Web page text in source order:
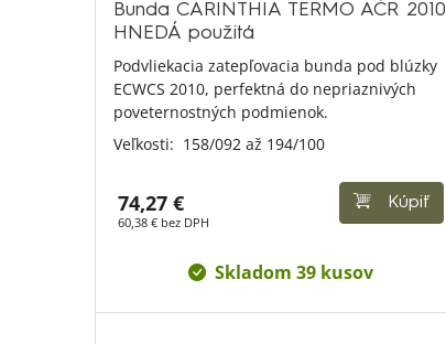
Bunda CARINTHIA TERMO AČR 2010
HNEDÁ použitá
Podvliekacia zatepľovacia bunda pod blúzky
ECWCS 2010, perfektná do nepriaznivých
poveternostných podmienok.
Veľkosti: 158/092 až 194/100
74,27 €
60,38 € bez DPH
Kúpiť
Skladom 39 kusov